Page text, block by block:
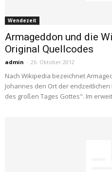
Wendezeit
Armageddon und die
Original Quellcodes
admin - 26. Oktober 2012
Nach Wikipedia bezeichnet
Johannes den Ort der
des großen Tages Gottes". Im